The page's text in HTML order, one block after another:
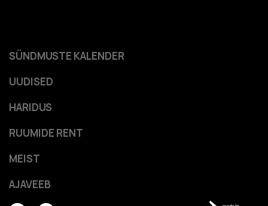
HARIDUS
RUUMIDE RENT
MEIST
AJAVEEB
SÜNDMUSTE KALENDER
UUDISED